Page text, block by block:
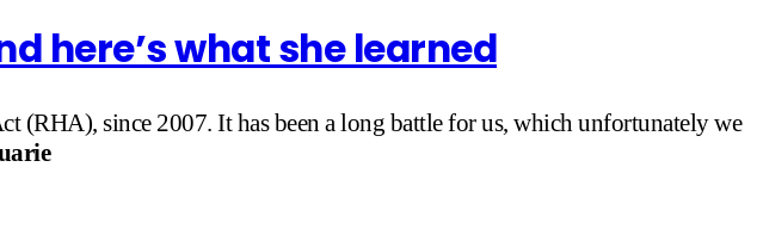
here’s what she learned
(RHA), since 2007. It has been a long battle for us, which unfortunately we